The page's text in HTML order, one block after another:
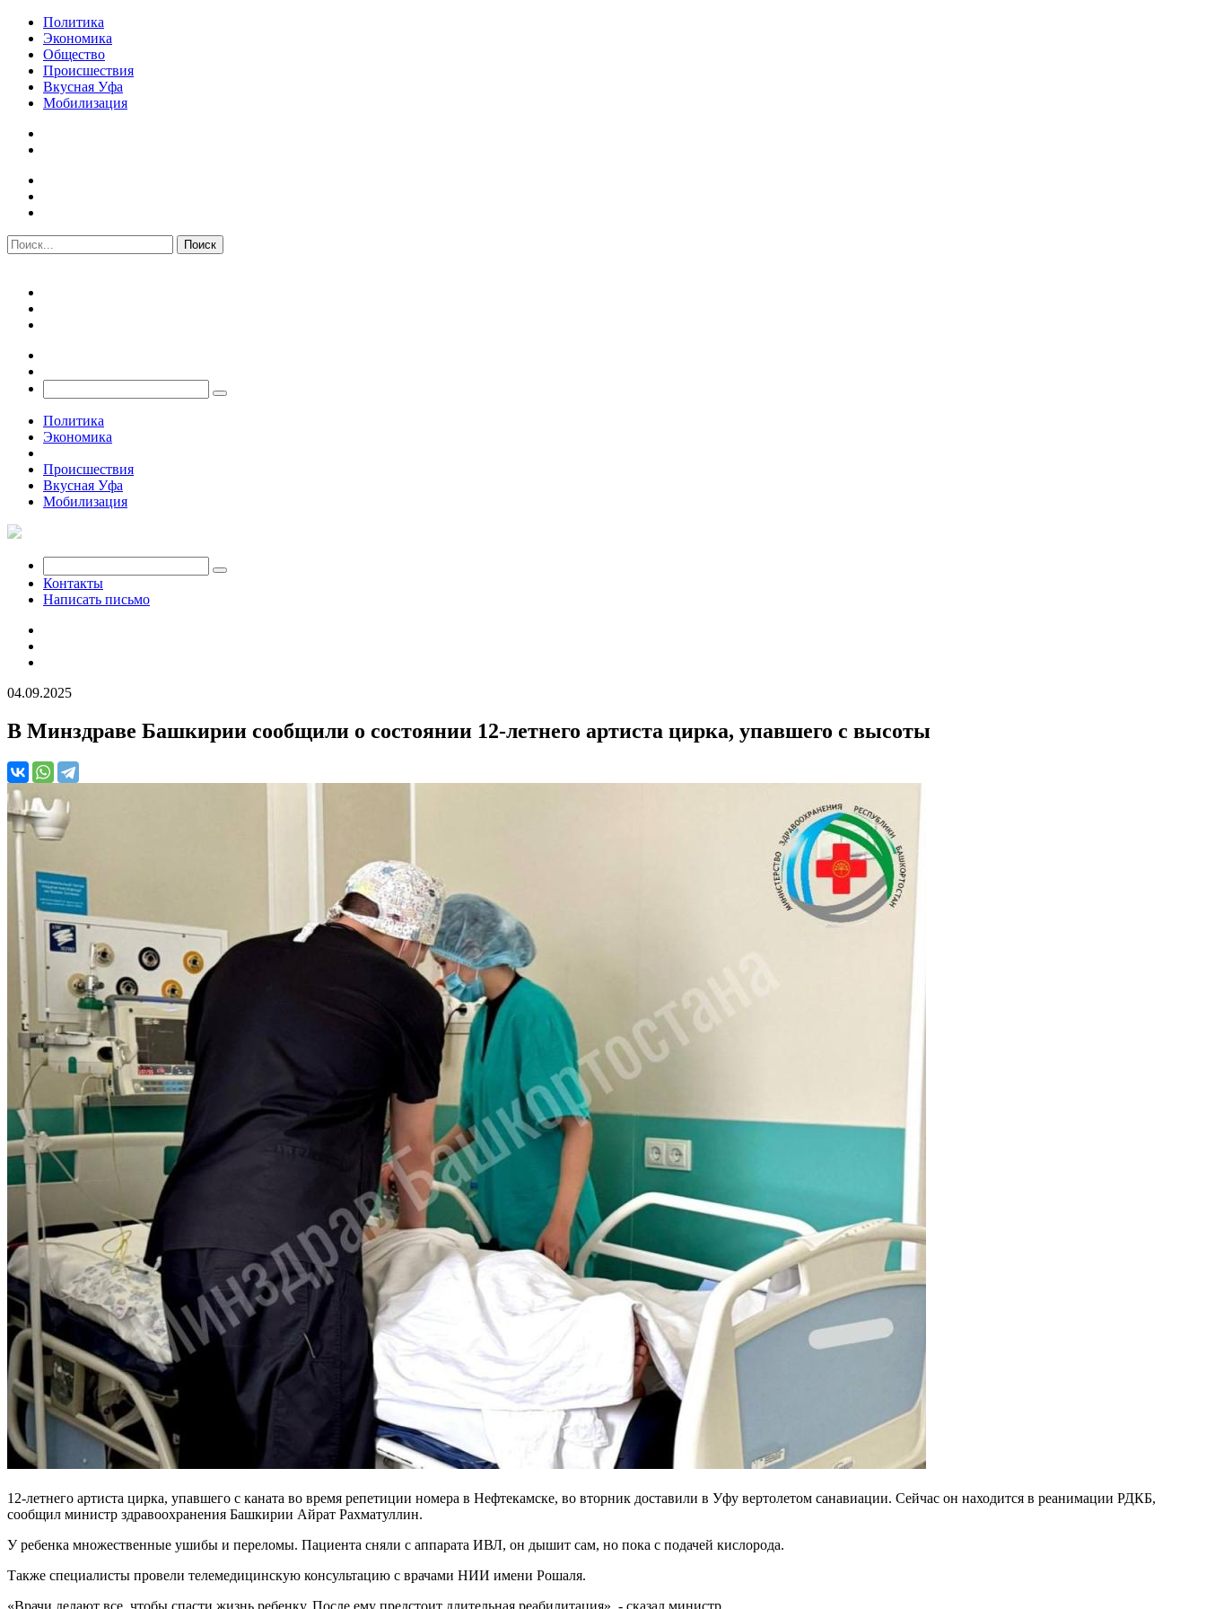
Политика
Экономика
Общество
Происшествия
Вкусная Уфа
Мобилизация
Политика
Экономика
Происшествия
Вкусная Уфа
Мобилизация
Контакты
Написать письмо
04.09.2025
В Минздраве Башкирии сообщили о состоянии 12-летнего артиста цирка, упавшего с высоты
12-летнего артиста цирка, упавшего с каната во время репетиции номера в Нефтекамске, во вторник доставили в Уфу вертолетом санавиации. Сейчас он находится в реанимации РДКБ,
сообщил министр здравоохранения Башкирии Айрат Рахматуллин.
У ребенка множественные ушибы и переломы. Пациента сняли с аппарата ИВЛ, он дышит сам, но пока с подачей кислорода.
Также специалисты провели телемедицинскую консультацию с врачами НИИ имени Рошаля.
«Врачи делают все, чтобы спасти жизнь ребенку. После ему предстоит длительная реабилитация», - сказал министр.